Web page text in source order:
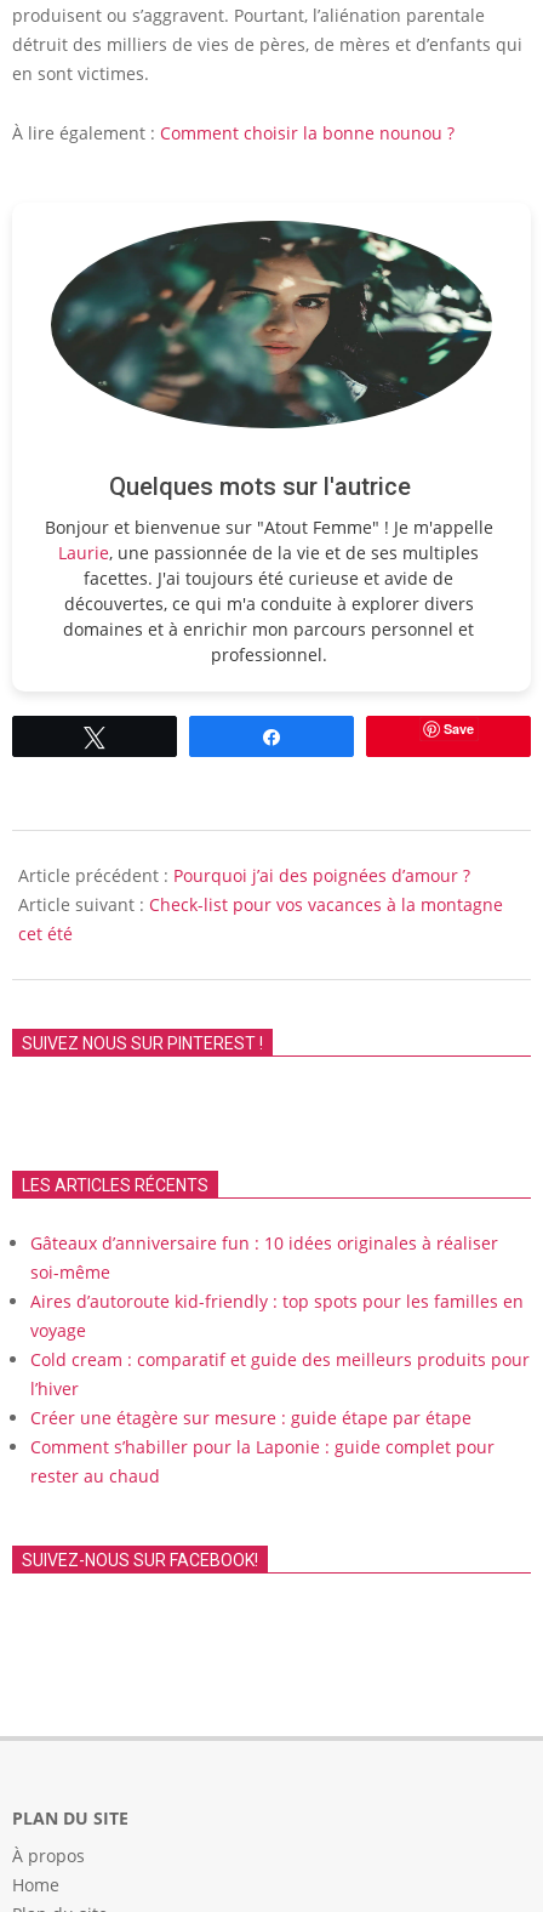
produisent ou s’aggravent. Pourtant, l’aliénation parentale
détruit des milliers de vies de pères, de mères et d’enfants qui
en sont victimes.
À lire également : Comment choisir la bonne nounou ?
Quelques mots sur l'autrice
Bonjour et bienvenue sur "Atout Femme" ! Je m'appelle
Laurie, une passionnée de la vie et de ses multiples
facettes. J'ai toujours été curieuse et avide de
découvertes, ce qui m'a conduite à explorer divers
domaines et à enrichir mon parcours personnel et
professionnel.
Save
04-
19
Article précédent : Pourquoi j’ai des poignées d’amour ?
Article suivant : Check-list pour vos vacances à la montagne
cet été
SUIVEZ NOUS SUR PINTEREST !
LES ARTICLES RÉCENTS
Gâteaux d’anniversaire fun : 10 idées originales à réaliser
soi-même
Aires d’autoroute kid-friendly : top spots pour les familles en
voyage
Cold cream : comparatif et guide des meilleurs produits pour
l’hiver
Créer une étagère sur mesure : guide étape par étape
Comment s’habiller pour la Laponie : guide complet pour
rester au chaud
SUIVEZ-NOUS SUR FACEBOOK!
PLAN DU SITE
À propos
Home